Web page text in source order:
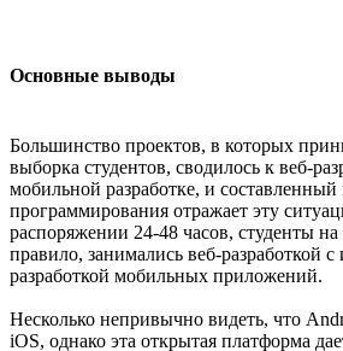
Основные выводы
Большинство проектов, в которых
выборка студентов, сводилось к веб-
мобильной разработке, и
программирования отражает эту
распоряжении 24-48 часов, студенты на
правило, занимались веб-разработкой
разработкой мобильных приложений.
Несколько непривычно видеть, что
iOS, однако эта открытая платформа